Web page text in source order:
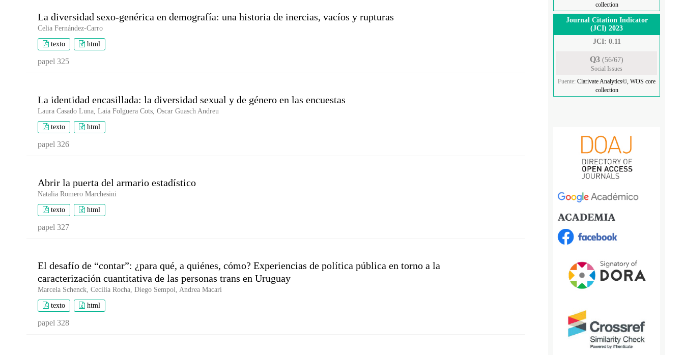
La diversidad sexo-genérica en demografía: una historia de inercias, vacíos y rupturas
Celia Fernández-Carro
texto html
papel 325
La identidad encasillada: la diversidad sexual y de género en las encuestas
Laura Casado Luna, Laia Folguera Cots, Oscar Guasch Andreu
texto html
papel 326
Abrir la puerta del armario estadístico
Natalia Romero Marchesini
texto html
papel 327
El desafío de “contar”: ¿para qué, a quiénes, cómo? Experiencias de política pública en torno a la
caracterización cuantitativa de las personas trans en Uruguay
Marcela Schenck, Cecilia Rocha, Diego Sempol, Andrea Macari
texto html
papel 328
collection
Journal Citation Indicator
(JCI) 2023
JCI: 0.11
Q3 (56/67)
Social Issues
Fuente: Clarivate Analytics©, WOS core
collection